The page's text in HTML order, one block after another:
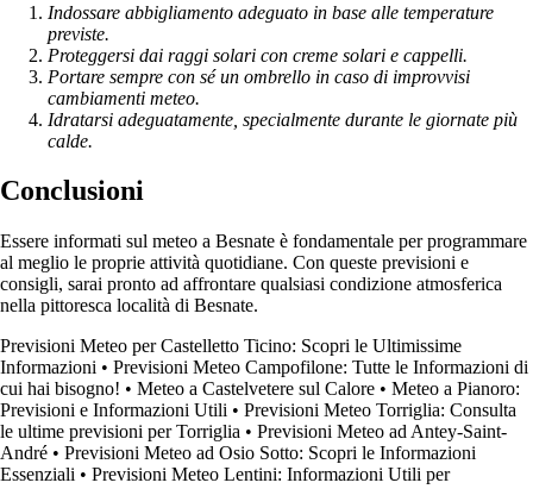
Indossare abbigliamento adeguato in base alle temperature
previste.
Proteggersi dai raggi solari con creme solari e cappelli.
Portare sempre con sé un ombrello in caso di improvvisi
cambiamenti meteo.
Idratarsi adeguatamente, specialmente durante le giornate più
calde.
Conclusioni
Essere informati sul meteo a Besnate è fondamentale per programmare
al meglio le proprie attività quotidiane. Con queste previsioni e
consigli, sarai pronto ad affrontare qualsiasi condizione atmosferica
nella pittoresca località di Besnate.
Previsioni Meteo per Castelletto Ticino: Scopri le Ultimissime
Informazioni • Previsioni Meteo Campofilone: Tutte le Informazioni di
cui hai bisogno! • Meteo a Castelvetere sul Calore • Meteo a Pianoro:
Previsioni e Informazioni Utili • Previsioni Meteo Torriglia: Consulta
le ultime previsioni per Torriglia • Previsioni Meteo ad Antey-Saint-
André • Previsioni Meteo ad Osio Sotto: Scopri le Informazioni
Essenziali • Previsioni Meteo Lentini: Informazioni Utili per